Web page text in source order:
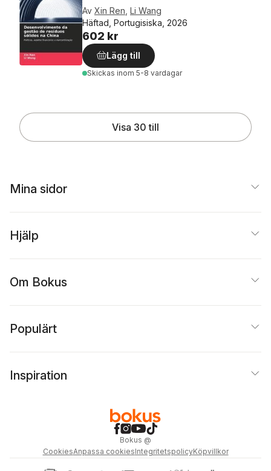
Av Xin Ren Li Wang
Häftad, Portugisiska, 2026
602 kr
Lägg till
Skickas inom 5-8 vardagar
Visa 30 till
Mina sidor
Hjälp
Om Bokus
Populärt
Inspiration
Bokus @
CookiesAnpassa cookiesIntegritetspolicyKöpvillkor